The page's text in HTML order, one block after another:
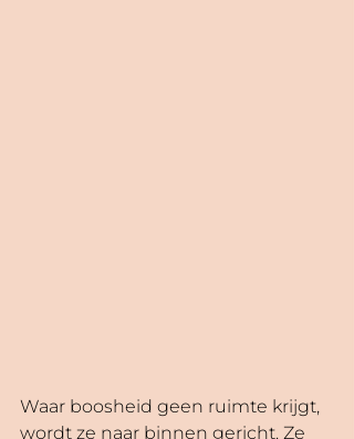
Waar boosheid geen ruimte krijgt,
wordt ze naar binnen gericht. Ze